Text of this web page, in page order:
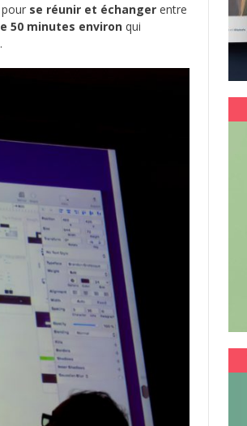
se réunir et échanger entre
50 minutes environ qui